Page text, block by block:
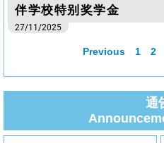
通
伴学校特别奖学金
27/11/2025
Previous 1 2